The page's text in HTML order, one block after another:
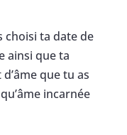
choisi ta date de
ainsi que ta
que tu as
incarnée